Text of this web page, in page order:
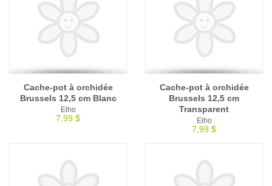
Cache-pot à orchidée
Brussels 12,5 cm Blanc
Elho
7,99 $
Cache-pot à orchidée
Brussels 12,5 cm
Transparent
Elho
7,99 $